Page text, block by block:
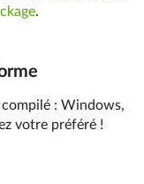
.
: Windows,
votre préféré !